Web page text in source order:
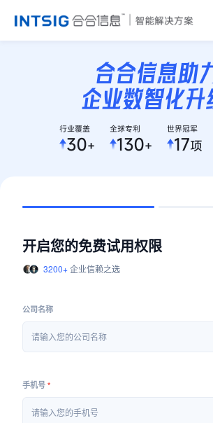
开启您的免费试用权限
3200+企业信赖之选
公司名称
手机号